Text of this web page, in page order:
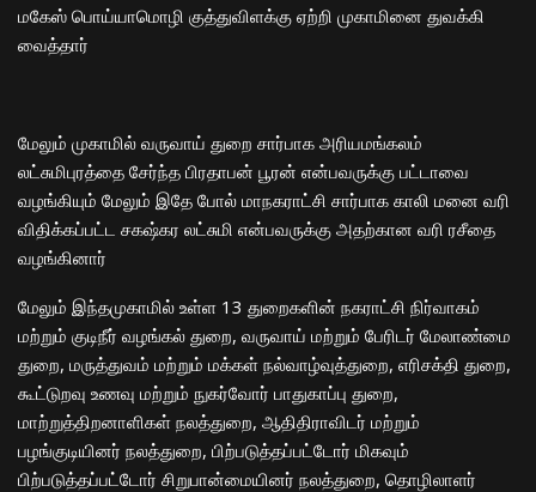
மகேஸ் பொய்யாமொழி குத்துவிளக்கு ஏற்றி முகாமினை துவக்கி
வைத்தார்
மேலும் முகாமில் வருவாய் துறை சார்பாக அரியமங்கலம்
லட்சுமிபுரத்தை சேர்ந்த பிரதாபன் பூரன் என்பவருக்கு பட்டாவை
வழங்கியும் மேலும் இதே போல் மாநகராட்சி சார்பாக காலி மனை வரி
விதிக்கப்பட்ட சகஷ்கர லட்சுமி என்பவருக்கு அதற்கான வரி ரசீதை
வழங்கினார்
மேலும் இந்தமுகாமில் உள்ள 13 துறைகளின் நகராட்சி நிர்வாகம்
மற்றும் குடிநீர் வழங்கல் துறை, வருவாய் மற்றும் பேரிடர் மேலாண்மை
துறை, மருத்துவம் மற்றும் மக்கள் நல்வாழ்வுத்துறை, எரிசக்தி துறை,
கூட்டுறவு உணவு மற்றும் நுகர்வோர் பாதுகாப்பு துறை,
மாற்றுத்திறனாளிகள் நலத்துறை, ஆதிதிராவிடர் மற்றும்
பழங்குடியினர் நலத்துறை, பிற்படுத்தப்பட்டோர் மிகவும்
பிற்படுத்தப்பட்டோர் சிறுபான்மையினர் நலத்துறை, தொழிலாளர்